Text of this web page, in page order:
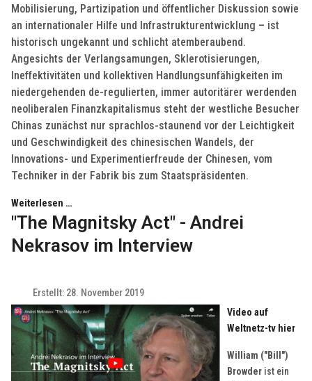
Mobilisierung, Partizipation und öffentlicher Diskussion sowie
an internationaler Hilfe und Infrastrukturentwicklung – ist
historisch ungekannt und schlicht atemberaubend.
Angesichts der Verlangsamungen, Sklerotisierungen,
Ineffektivitäten und kollektiven Handlungsunfähigkeiten im
niedergehenden de-regulierten, immer autoritärer werdenden
neoliberalen Finanzkapitalismus steht der westliche Besucher
Chinas zunächst nur sprachlos-staunend vor der Leichtigkeit
und Geschwindigkeit des chinesischen Wandels, der
Innovations- und Experimentierfreude der Chinesen, vom
Techniker in der Fabrik bis zum Staatspräsidenten.
Weiterlesen …
"The Magnitsky Act" - Andrei
Nekrasov im Interview
Erstellt: 28. November 2019
Video auf
Weltnetz-tv hier
William ("Bill")
Browder ist ein